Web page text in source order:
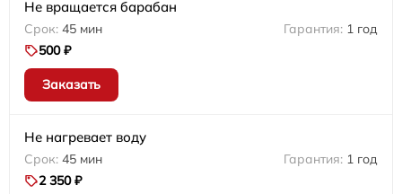
Не вращается барабан
45 мин
1 год
500 ₽
Заказать
Не нагревает воду
45 мин
1 год
2 350 ₽